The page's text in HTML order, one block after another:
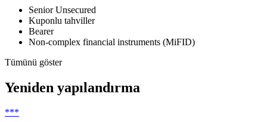
Senior Unsecured
Kuponlu tahviller
Bearer
Non-complex financial instruments (MiFID)
Tümünü göster
Yeniden yapılandırma
***